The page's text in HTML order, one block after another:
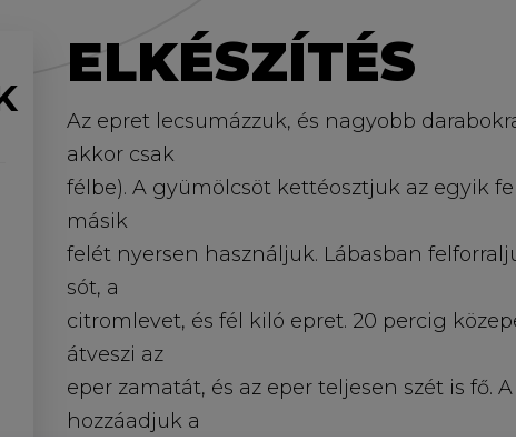
ELKÉSZÍTÉS
Az epret lecsumázzuk, és nagyobb
akkor csak
félbe). A gyümölcsöt kettéosztjuk az egyik
másik
felét nyersen használjuk. Lábasban
sót, a
citromlevet, és fél kiló epret. 20 percig
átveszi az
eper zamatát, és az eper teljesen szét is fő.
hozzáadjuk a